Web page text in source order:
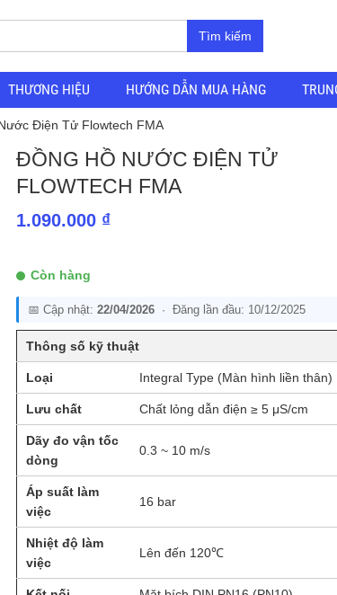
Tìm kiếm
THƯƠNG HIỆU HƯỚNG DẪN MUA HÀNG
Điện Tử Flowtech FMA
ĐỒNG HỒ NƯỚC ĐIỆN TỬ
FLOWTECH FMA
1.090.000 ₫
Còn hàng
📅 Cập nhật: 22/04/2026· Đăng lần đầu: 10/12/2025
Thông số kỹ thuật
Loại Integral Type (Màn hình liền thân)
Lưu chất Chất lỏng dẫn điện ≥ 5 μS/cm
Dãy đo vận tốc
dòng
0.3 ~ 10 m/s
Áp suất làm
việc
16 bar
Nhiệt độ làm
việc
Lên đến 120℃